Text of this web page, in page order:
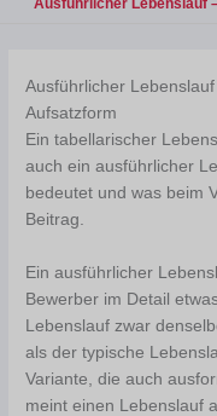
Ausführlicher Lebenslauf
Ausführlicher
Aufsatzform
Ein tabellarischer
auch ein ausführlicher
bedeutet und was beim
Beitrag.
Ein ausführlicher
Bewerber im Detail
Lebenslauf zwar
als der typische
Variante, die auch
meint einen Lebenslauf